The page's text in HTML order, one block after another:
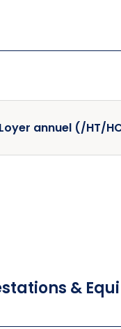
Loyer annuel (/HT/
&